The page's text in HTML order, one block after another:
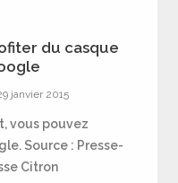
du casque
janvier 2015
vous pouvez
Source : Presse-
Citron